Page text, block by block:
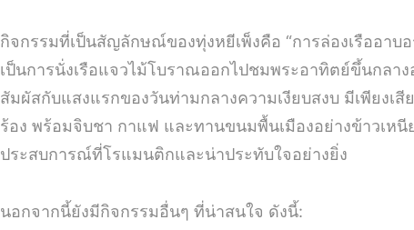
กิจกรรมที่เป็นสัญลักษณ์ของทุ่งหยีเพ็งคือ “การล่องเรืออาบ
เป็นการนั่งเรือแจวไม้โบราณออกไปชมพระอาทิตย์ขึ้นกลา
สัมผัสกับแสงแรกของวันท่ามกลางความเงียบสงบ มีเพียงเสี
ร้อง พร้อมจิบชา กาแฟ และทานขนมพื้นเมืองอย่างข้าวเหนี
ประสบการณ์ที่โรแมนติกและน่าประทับใจอย่างยิ่ง
นอกจากนี้ยังมีกิจกรรมอื่นๆ ที่น่าสนใจ ดังนี้: